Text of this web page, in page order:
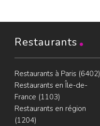
Restaurants
Restaurants à Paris (6402)
Restaurants en Île-de-
France (1103)
Restaurants en région
(1204)